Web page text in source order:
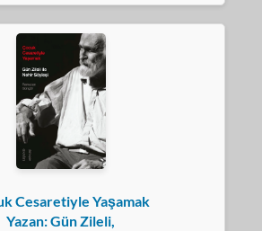
Cesaretiyle Yaşamak
Yazan: Gün Zileli,